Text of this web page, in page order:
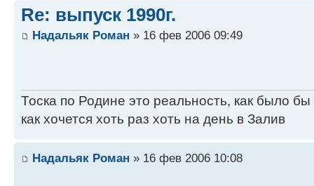
Re: выпуск 1990г.
Надальяк Роман » 16 фев 2006 09:49
Тоска по Родине это реальность, как было
как хочется хоть раз хоть на день в Залив
Надальяк Роман » 16 фев 2006 10:08